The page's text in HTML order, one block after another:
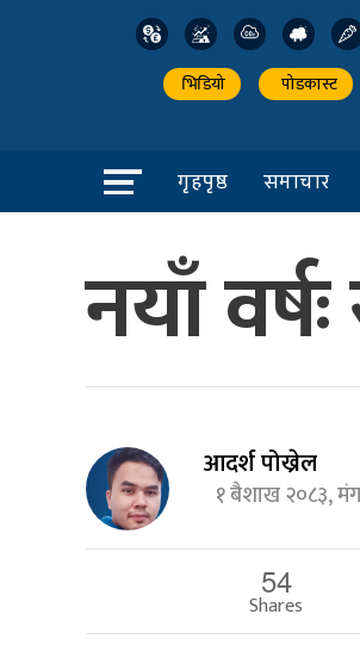
भिडियो पोडकास्ट
गृहपृष्ठ समाचार
नयाँ
आदर्श पोख्रेल
१ बैशाख २०८३,
54
Shares